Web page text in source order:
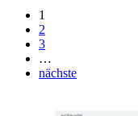
1
2
3
…
nächste